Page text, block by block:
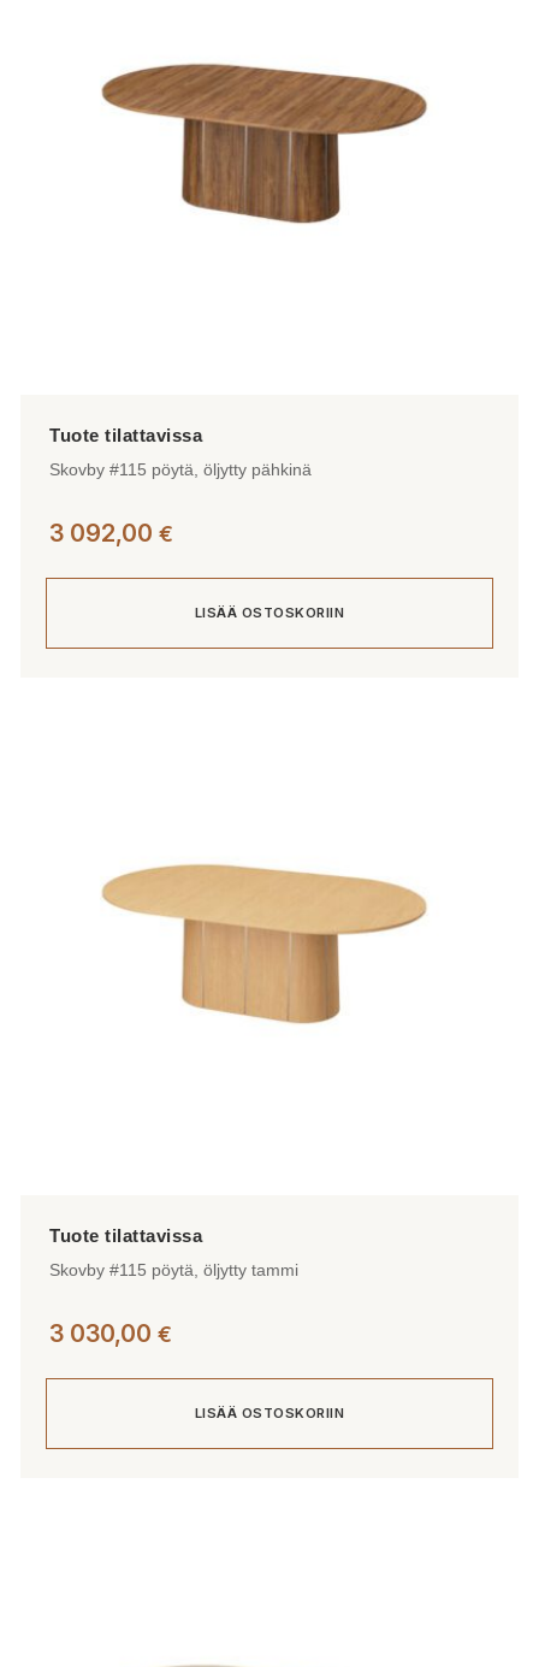
Skovby #115 pöytä, öljytty pähkinä
3 092,00 €
LISÄÄ OSTOSKORIIN
Skovby #115 pöytä, öljytty tammi
3 030,00 €
LISÄÄ OSTOSKORIIN